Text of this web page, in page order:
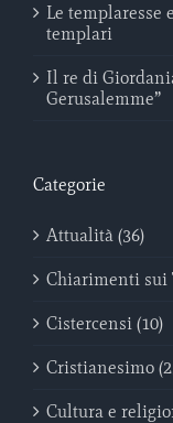
Le templaresse
templari
Il re di
Gerusalemme”
Categorie
Attualità (36)
Chiarimenti sui
Cistercensi (10)
Cristianesimo
Cultura e